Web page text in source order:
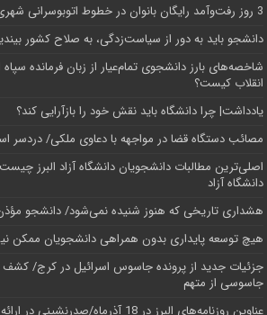
3 روز رفت‌وآمد رایگان بانوان در خطوط اتوبوسرانی شهری کرج
دانشجو باید به دور از سیاست‌زدگی، به صلاح کشور
شاخصه‌های بارز دانشجوی تمام‌عیار از زبان فرمانده سپاه
انقلاب کیست؟
یادداشت| چرا دانشگاه باید نقش خود را بازآرایی کند؟
مصائب دستگاه قضا در مواجهه با دعاوی ملکی/ دردسر
اصلی‌ترین مطالبات دانشجویان دانشگاه آزاد البرز
دانشگاه آز‌اد
هشداری تاریخی که هنوز شنیده نمی‌شود/ دانشجو
هیچ توسعه پایداری بدون همراهی دانشجویان ممکن
جزئیات جدید از پرونده جاسوس اسرائیل در کرج/‌ کشف
جاسوسی از متهم
عناوین روزنامه‌های البرز در ‌18 آذرماه/صدرنشینی در ارائه خدمات زایمان بی‌درد